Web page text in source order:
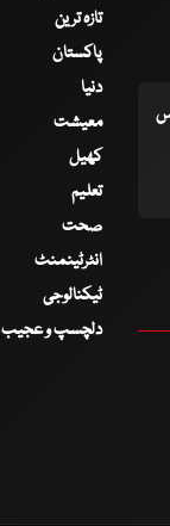
تازہ ترین
پاکستان
دنیا
معیشت
کھیل
تعلیم
صحت
انٹرٹینمنٹ
ٹیکنالوجی
دلچسپ و عجیب